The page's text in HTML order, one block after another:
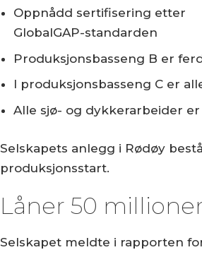
Oppnådd sertifisering etter
GlobalGAP-standarden
Produksjonsbasseng B er
I produksjonsbasseng C er
Alle sjø- og dykkerarbeider
Selskapets anlegg i Rødøy
produksjonsstart.
Låner 50
Selskapet meldte i rapporten